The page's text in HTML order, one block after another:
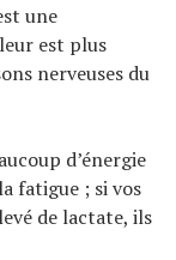
une
est plus
nerveuses du
d’énergie
fatigue ; si vos
de lactate, ils